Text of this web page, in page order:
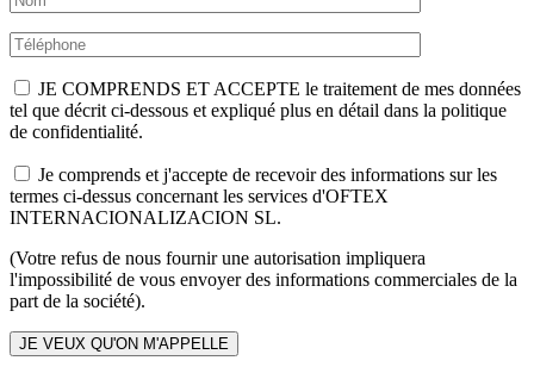
JE COMPRENDS ET ACCEPTE le traitement de mes données
tel que décrit ci-dessous et expliqué plus en détail dans la politique
de confidentialité.
Je comprends et j'accepte de recevoir des informations sur les
termes ci-dessus concernant les services d'OFTEX
INTERNACIONALIZACION SL.
(Votre refus de nous fournir une autorisation impliquera
l'impossibilité de vous envoyer des informations commerciales de la
part de la société).